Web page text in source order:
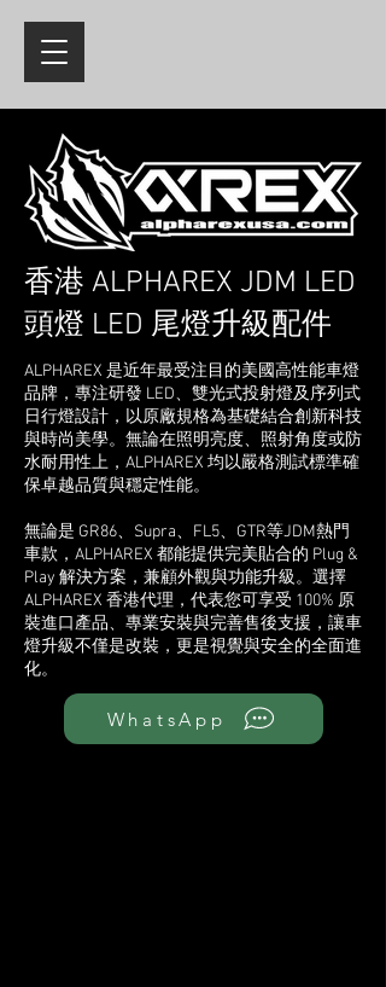
香港 ALPHAREX JDM LED
頭燈 LED 尾燈升級配件
​​ALPHAREX 是近年最受注目的美國高性能車燈
品牌，專注研發 LED、雙光式投射燈及序列式
日行燈設計，以原廠規格為基礎結合創新科技
與時尚美學。無論在照明亮度、照射角度或防
水耐用性上，ALPHAREX 均以嚴格測試標準確
保卓越品質與穩定性能。
無論是 GR86、Supra、FL5、GTR等JDM熱門
車款，ALPHAREX 都能提供完美貼合的 Plug &
Play 解決方案，兼顧外觀與功能升級。選擇
ALPHAREX 香港代理，代表您可享受 100% 原
裝進口產品、專業安裝與完善售後支援，讓車
燈升級不僅是改裝，更是視覺與安全的全面進
化。
WhatsApp